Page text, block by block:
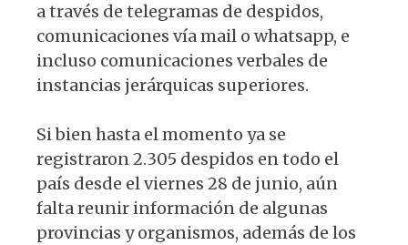
a través de telegramas de despidos,
comunicaciones vía mail o whatsapp, e
incluso comunicaciones verbales de
instancias jerárquicas superiores.
Si bien hasta el momento ya se
registraron 2.305 despidos en todo el
país desde el viernes 28 de junio, aún
falta reunir información de algunas
provincias y organismos, además de los